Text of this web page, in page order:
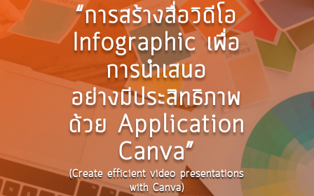
“การสร้างสื่อวิดีโอ
Infographic เพื่อ
การนำเสนอ
อย่างมีประสิทธิภาพ
ด้วย Application
Canva”
(Create efficient video presentations
with Canva)